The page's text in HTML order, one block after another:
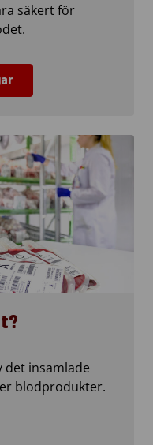
säkert för
det insamlade
blodprodukter.